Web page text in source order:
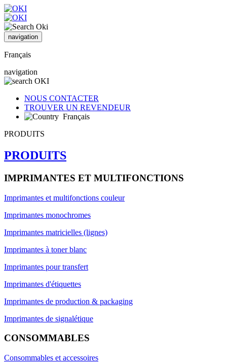
navigation
Français
navigation
NOUS CONTACTER
TROUVER UN REVENDEUR
Français
PRODUITS
PRODUITS
IMPRIMANTES ET MULTIFONCTIONS
Imprimantes et multifonctions couleur
Imprimantes monochromes
Imprimantes matricielles (lignes)
Imprimantes à toner blanc
Imprimantes pour transfert
Imprimantes d'étiquettes
Imprimantes de production & packaging
Imprimantes de signalétique
CONSOMMABLES
Consommables et accessoires